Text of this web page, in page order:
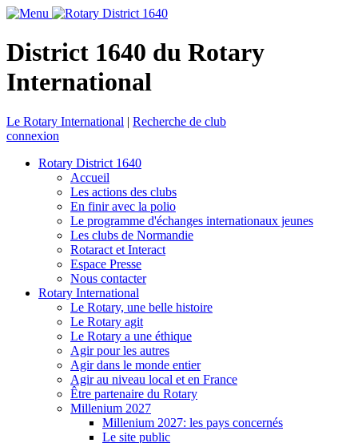
District 1640 du Rotary
International
Le Rotary International | Recherche de club
connexion
Rotary District 1640
Accueil
Les actions des clubs
En finir avec la polio
Le programme d'échanges internationaux jeunes
Les clubs de Normandie
Rotaract et Interact
Espace Presse
Nous contacter
Rotary International
Le Rotary, une belle histoire
Le Rotary agit
Le Rotary a une éthique
Agir pour les autres
Agir dans le monde entier
Agir au niveau local et en France
Être partenaire du Rotary
Millenium 2027
Millenium 2027: les pays concernés
Le site public